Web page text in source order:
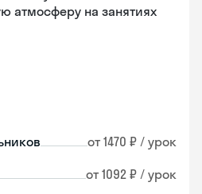
атмосферу на занятиях
от 1470 ₽ / урок
от 1092 ₽ / урок